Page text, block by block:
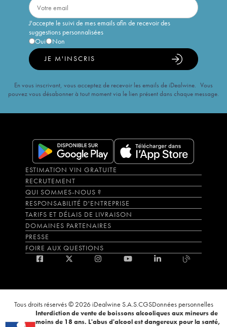
J'accepte le suivi de mes emails afin de recevoir des
suggestions personnalisées
Oui
Non
JE M'INSCRIS
En vous inscrivant, vous acceptez de recevoir les emails de iDealwine. Vous
pouvez vous désabonner à tout moment via le lien présent dans chaque message.
ESTIMATION VIN GRATUITE
RECRUTEMENT
QUI SOMMES-NOUS ?
RESPONSABILITÉ D'ENTREPRISE
TARIFS ET DÉLAIS DE LIVRAISON
DOMAINES PARTENAIRES
PRESSE
FOIRE AUX QUESTIONS
Tous droits réservés © 2026 iDealwine S.A.S.CGSDonnées personnelles
Interdiction de vente de boissons alcooliques aux mineurs de
moins de 18 ans. L'abus d'alcool est dangereux pour la santé,